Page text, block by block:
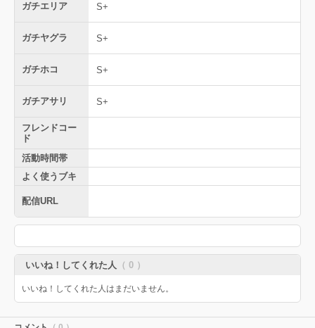
ガチエリア S+
ガチヤグラ S+
ガチホコ S+
ガチアサリ S+
フレンドコー
ド
活動時間帯
よく使うブキ
配信URL
いいね！してくれた人 （ 0 ）
いいね！してくれた人はまだいません。